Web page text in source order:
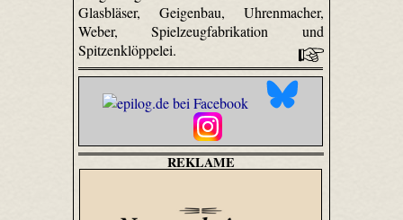
Glasbläser, Geigenbau, Uhren­macher,
Weber, Spiel­zeug­fabri­kation und
Spitzenklöppelei.
REKLAME